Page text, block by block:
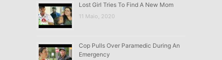
Lost Girl Tries To Find A New Mom
11 Maio, 2020
Cop Pulls Over Paramedic During An
Emergency